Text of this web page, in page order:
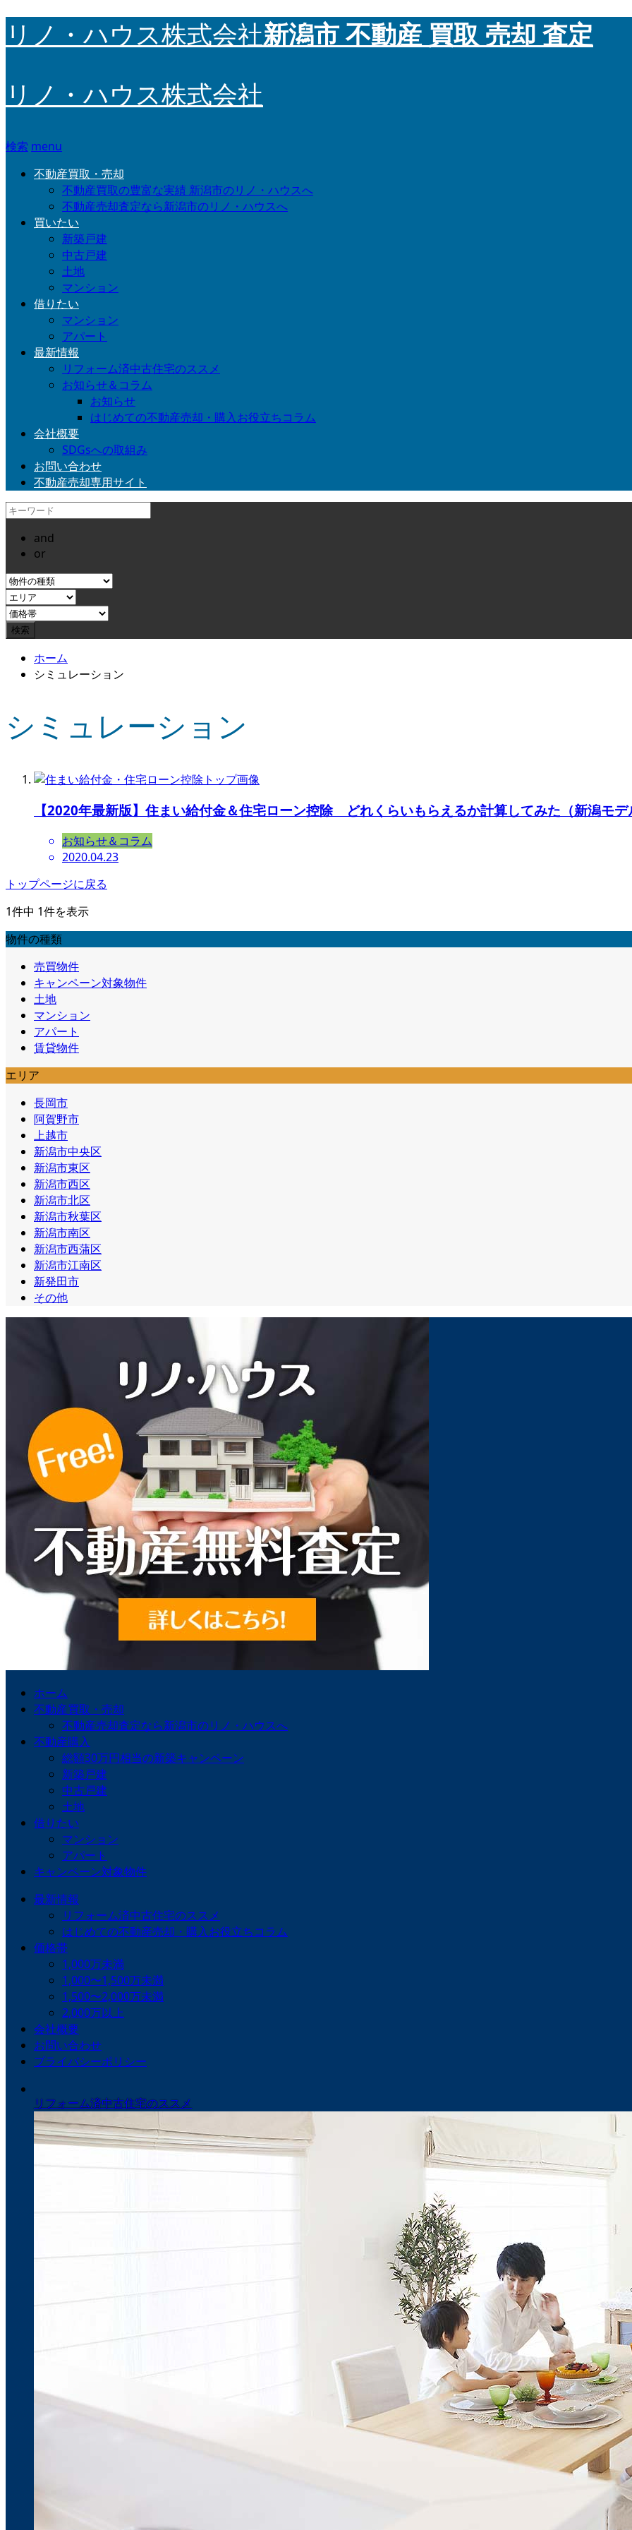
リノ・ハウス株式会社新潟市 不動産 買取 売却 査定
リノ・ハウス株式会社
検索 menu
不動産買取・売却
不動産買取の豊富な実績 新潟市のリノ・ハウスへ
不動産売却査定なら新潟市のリノ・ハウスへ
買いたい
新築戸建
中古戸建
土地
マンション
借りたい
マンション
アパート
最新情報
リフォーム済中古住宅のススメ
お知らせ＆コラム
お知らせ
はじめての不動産売却・購入お役立ちコラム
会社概要
SDGsへの取組み
お問い合わせ
不動産売却専用サイト
and
or
ホーム
シミュレーション
シミュレーション
【2020年最新版】住まい給付金＆住宅ローン控除 どれくらいもらえるか計算してみた（新潟モデ
お知らせ＆コラム
2020.04.23
トップページに戻る
1件中 1件を表示
物件の種類
売買物件
キャンペーン対象物件
土地
マンション
アパート
賃貸物件
エリア
長岡市
阿賀野市
上越市
新潟市中央区
新潟市東区
新潟市西区
新潟市北区
新潟市秋葉区
新潟市南区
新潟市西蒲区
新潟市江南区
新発田市
その他
ホーム
不動産買取・売却
不動産売却査定なら新潟市のリノ・ハウスへ
不動産購入
総額30万円相当の新築キャンペーン
新築戸建
中古戸建
土地
借りたい
マンション
アパート
キャンペーン対象物件
最新情報
リフォーム済中古住宅のススメ
はじめての不動産売却・購入お役立ちコラム
価格帯
1,000万未満
1,000〜1,500万未満
1,500〜2,000万未満
2,000万以上
会社概要
お問い合わせ
プライバシーポリシー
リフォーム済中古住宅のススメ